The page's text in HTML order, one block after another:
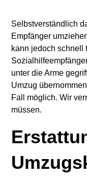
Selbstverständlich
Empfänger
kann jedoch schnell
unter die Arme
Umzug
Fall möglich. Wir
müssen.